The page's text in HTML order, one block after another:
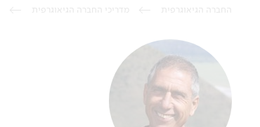
החברה הגיאוגרפית מדריכי החברה הגיאוגרפית